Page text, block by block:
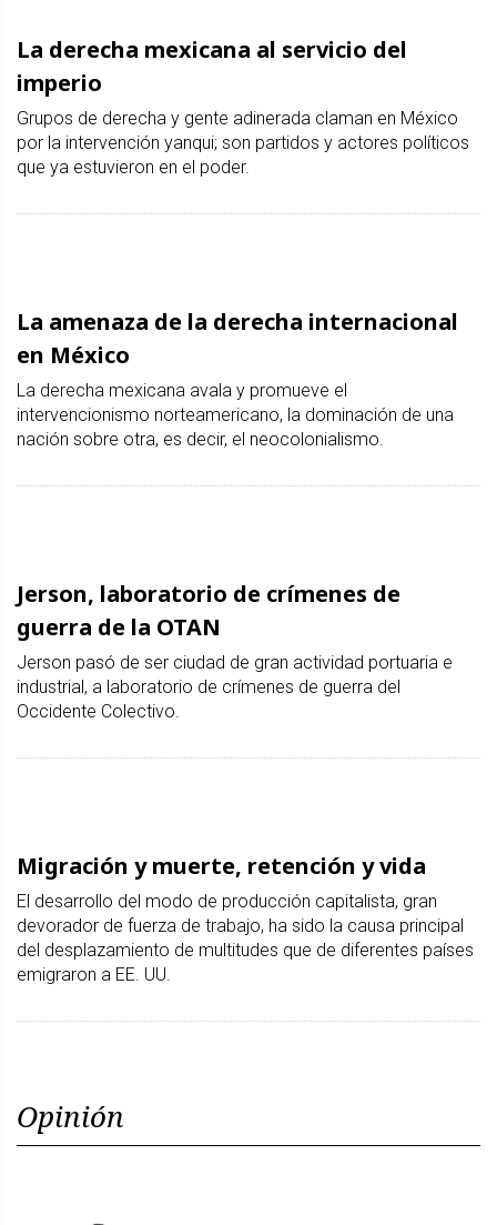
La derecha mexicana al servicio del
imperio
Grupos de derecha y gente adinerada claman en México
por la intervención yanqui; son partidos y actores políticos
que ya estuvieron en el poder.
La amenaza de la derecha internacional
en México
La derecha mexicana avala y promueve el
intervencionismo norteamericano, la dominación de una
nación sobre otra, es decir, el neocolonialismo.
Jerson, laboratorio de crímenes de
guerra de la OTAN
Jerson pasó de ser ciudad de gran actividad portuaria e
industrial, a laboratorio de crímenes de guerra del
Occidente Colectivo.
Migración y muerte, retención y vida
El desarrollo del modo de producción capitalista, gran
devorador de fuerza de trabajo, ha sido la causa principal
del desplazamiento de multitudes que de diferentes países
emigraron a EE. UU.
Opinión